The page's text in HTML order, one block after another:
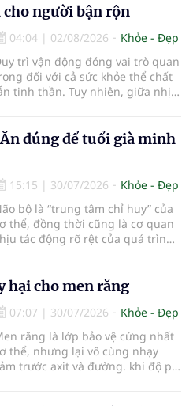
vai trò lọc độc tố, chuyển hóa
thuốc và dự trữ nhiều vitamin,
chất thiết yếu nhưng cũng
rất dễ bị tổn thương…
cho người bận rộn
04:04 | 02/08/2026
Khỏe - Đẹp
trì vận động đóng vai trò quan
đối với cả sức khỏe thể chất
tinh thần. Tuy nhiên, giữa nhịp
các hoạt động tập luyện
thường trở thành một thách thức
đúng để tuổi già minh
15:15 | 30/07/2026
Khỏe - Đẹp
bộ là “trung tâm chỉ huy” của
thể, đồng thời cũng là cơ quan
tác động rõ rệt của quá trình
có thể góp phần bảo vệ tế
thần kinh, duy trì trí nhớ và
NCT sống minh mẫn, tự chủ
lâu hơn.
hại cho men răng
07:07 | 30/07/2026
Khỏe - Đẹp
răng là lớp bảo vệ cứng nhất
thể, nhưng lại vô cùng nhạy
trước axit và đường. khi độ pH